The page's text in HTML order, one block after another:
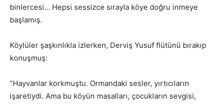
binlercesi… Hepsi sessizce sırayla köye doğru inmeye
başlamış.
Köylüler şaşkınlıkla izlerken, Derviş Yusuf flütünü bırakıp
konuşmuş:
“Hayvanlar korkmuştu. Ormandaki sesler, yırtıcıların
işaretiydi. Ama bu köyün masalları, çocukların sevgisi,